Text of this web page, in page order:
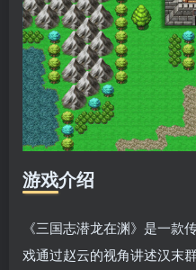
游戏介绍
《三国志潜龙在渊》是一款
戏通过赵云的视角讲述汉末